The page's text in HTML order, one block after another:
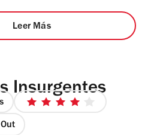
Leer Más
Insurgentes
4